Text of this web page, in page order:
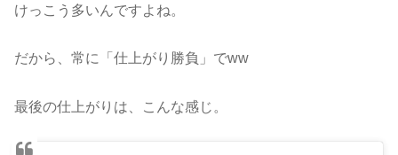
けっこう多いんですよね。
だから、常に「仕上がり勝負」でww
最後の仕上がりは、こんな感じ。